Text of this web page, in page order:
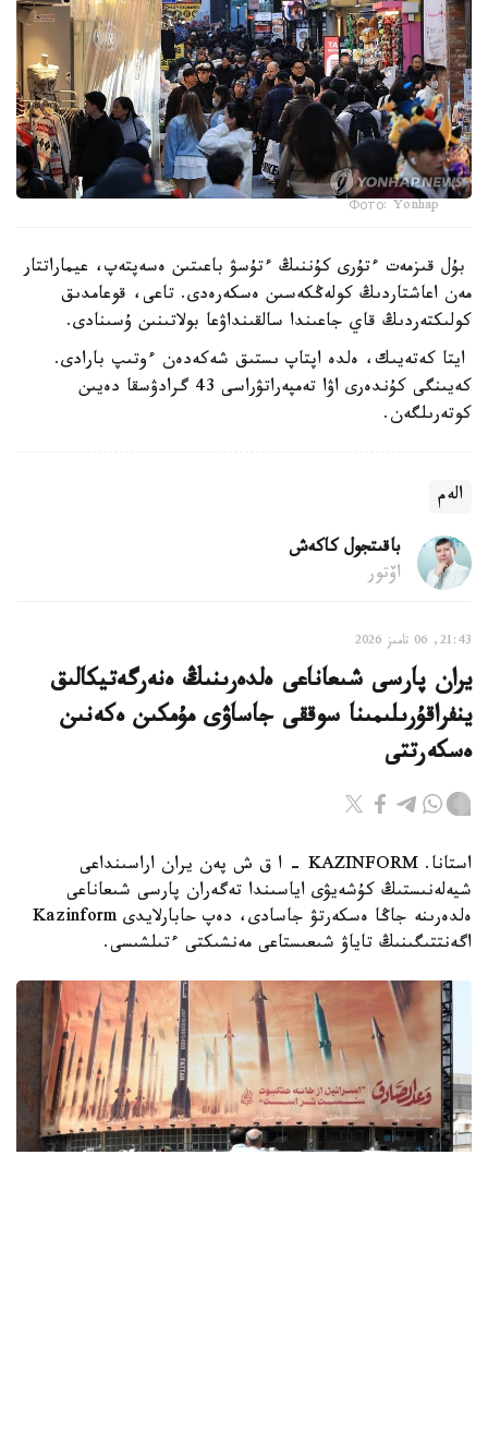
Фото: Yonhap
بۇل قىزمەت ءتۇرى كۇننىڭ ءتۇسۋ باعىتىن ەسەپتەپ، عيماراتتار
مەن اعاشتاردىڭ كولەڭكەسىن ەسكەرەدى. تاعى، قوعامدىق
كولىكتەردىڭ قاي جاعىندا سالقىنداۋعا بولاتىنىن ۇسىنادى.
ايتا كەتەيىك، ەلدە اپتاپ ىستىق شەكەدەن ءوتىپ بارادى.
كەيىنگى كۇندەرى اۋا تەمپەراتۋراسى 43 گرادۋسقا دەيىن
كوتەرىلگەن.
الەم
باقىتجول كاكەش
اۆتور
21:43, 06 تامىز 2026
يران پارسى شىعاناعى ەلدەرىنىڭ ەنەرگەتيكالىق
ينفراقۇرىلىمىنا سوققى جاساۋى مۇمكىن ەكەنىن
ەسكەرتتى
استانا. KAZINFORM - ا ق ش پەن يران اراسىنداعى
شيەلەنىستىڭ كۇشەيۋى اياسىندا تەگەران پارسى شىعاناعى
ەلدەرىنە جاڭا ەسكەرتۋ جاسادى، دەپ حابارلايدى Kazinform
اگەنتتىگىنىڭ تاياۋ شىعىستاعى مەنشىكتى ءتىلشىسى.